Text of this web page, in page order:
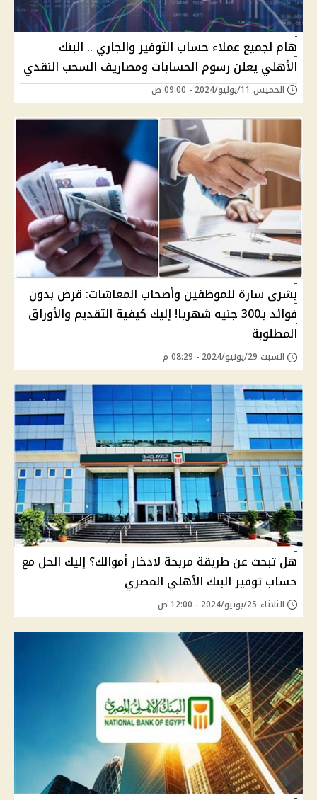
هام لجميع عملاء حساب التوفير والجاري .. البنك
الأهلي يعلن رسوم الحسابات ومصاريف السحب النقدي
الخميس 11/يوليو/2024 - 09:00 ص
بشرى سارة للموظفين وأصحاب المعاشات: قرض بدون
فوائد بـ300 جنيه شهريا! إليك كيفية التقديم والأوراق
المطلوبة
السبت 29/يونيو/2024 - 08:29 م
هل تبحث عن طريقة مربحة لادخار أموالك؟ إليك الحل مع
حساب توفير البنك الأهلي المصري
الثلاثاء 25/يونيو/2024 - 12:00 ص